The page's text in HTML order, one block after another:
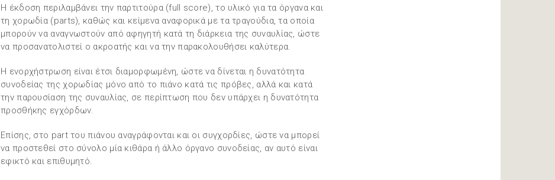
Η έκδοση περιλαμβάνει την παρτιτούρα (full score), το υλικό για τα όργανα και
τη χορωδία (parts), καθώς και κείμενα αναφορικά με τα τραγούδια, τα οποία
μπορούν να αναγνωστούν από αφηγητή κατά τη διάρκεια της συναυλίας, ώστε
να προσανατολιστεί ο ακροατής και να την παρακολουθήσει καλύτερα.
Η ενορχήστρωση είναι έτσι διαμορφωμένη, ώστε να δίνεται η δυνατότητα
συνοδείας της χορωδίας μόνο από το πιάνο κατά τις πρόβες, αλλά και κατά
την παρουσίαση της συναυλίας, σε περίπτωση που δεν υπάρχει η δυνατότητα
προσθήκης εγχόρδων.
Επίσης, στο part του πιάνου αναγράφονται και οι συγχορδίες, ώστε να μπορεί
να προστεθεί στο σύνολο μία κιθάρα ή άλλο όργανο συνοδείας, αν αυτό είναι
εφικτό και επιθυμητό.